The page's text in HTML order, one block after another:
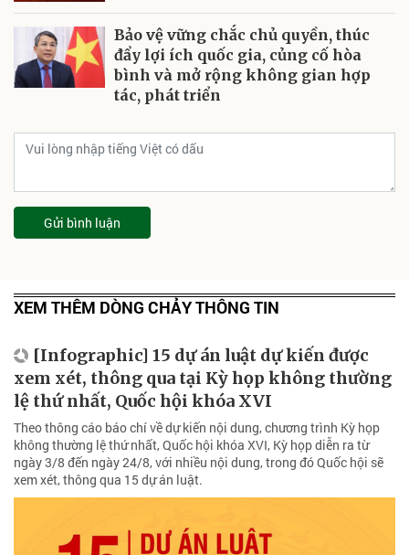
Bảo vệ vững chắc chủ quyền, thúc
đẩy lợi ích quốc gia, củng cố hòa
bình và mở rộng không gian hợp
tác, phát triển
Gửi bình luận
XEM THÊM DÒNG CHẢY THÔNG TIN
[Infographic] 15 dự án luật dự kiến được
xem xét, thông qua tại Kỳ họp không thường
lệ thứ nhất, Quốc hội khóa XVI
Theo thông cáo báo chí về dự kiến nội dung, chương trình Kỳ họp
không thường lệ thứ nhất, Quốc hội khóa XVI, Kỳ họp diễn ra từ
ngày 3/8 đến ngày 24/8, với nhiều nội dung, trong đó Quốc hội sẽ
xem xét, thông qua 15 dự án luật.